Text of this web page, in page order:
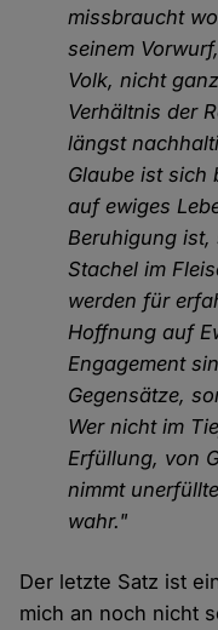
missbraucht
seinem
Volk, nicht
Verhältnis der
längst
Glaube ist sich
auf ewiges
Beruhigung ist,
Stachel im
werden für
Hoffnung auf
Engagement
Gegensätze,
Wer nicht im
Erfüllung, von
nimmt
wahr."
Der letzte Satz ist
mich an noch nicht